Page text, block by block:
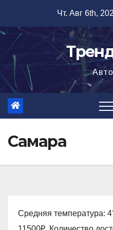
содержимому
Чт. Авг 6th,
Самара
Средняя температура: